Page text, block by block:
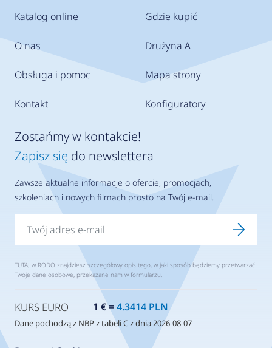
Katalog online
O nas
Obsługa i pomoc
Kontakt
Gdzie kupić
Drużyna A
Mapa strony
Konfiguratory
Zostańmy w kontakcie!
Zapisz się do newslettera
Zawsze aktualne informacje o ofercie, promocjach,
szkoleniach i nowych filmach prosto na Twój e-mail.
TUTAJ w RODO znajdziesz szczegółowy opis tego, w jaki sposób będziemy przetwarzać
Twoje dane osobowe, przekazane nam w formularzu.
KURS EURO 1 € =4.3414 PLN
Dane pochodzą z NBP z tabeli C z dnia 2026-08-07